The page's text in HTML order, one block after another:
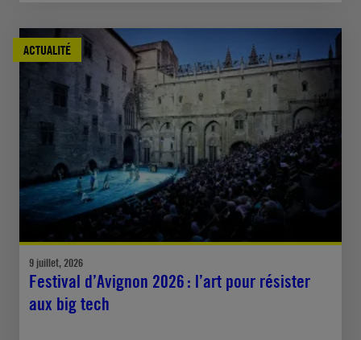
ACTUALITÉ
9 juillet, 2026
Festival d’Avignon 2026 : l’art pour résister
aux big tech